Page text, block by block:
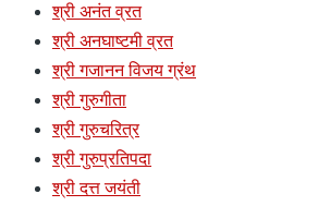
श्री अनंत व्रत
श्री अनघाष्टमी व्रत
श्री गजानन विजय ग्रंथ
श्री गुरुगीता
श्री गुरुचरित्र
श्री गुरुप्रतिपदा
श्री दत्त जयंती